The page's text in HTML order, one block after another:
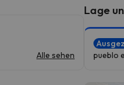
Alle sehen
Lage
pueblo